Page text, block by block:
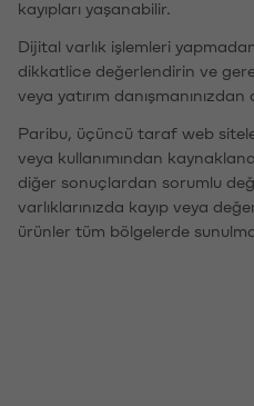
kayıpları yaşanabilir.
Dijital varlık işlemleri
dikkatlice değerlendirin ve
veya yatırım danışmanınızdan
Paribu, üçüncü taraf web
veya kullanımından
diğer sonuçlardan sorumlu
varlıklarınızda kayıp veya
ürünler tüm bölgelerde